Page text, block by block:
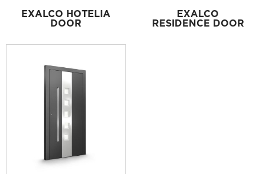
EXALCO HOTELIA
DOOR
EXALCO
RESIDENCE DOOR